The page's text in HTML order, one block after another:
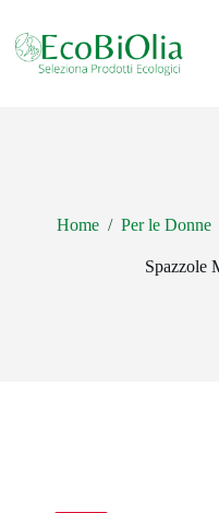
contenuto
Home / Per le Donne
Spazzole